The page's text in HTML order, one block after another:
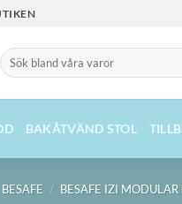
Sök
efter:
BAKÅTVÄND STOL
BESAFE / BESAFE IZI MODULAR